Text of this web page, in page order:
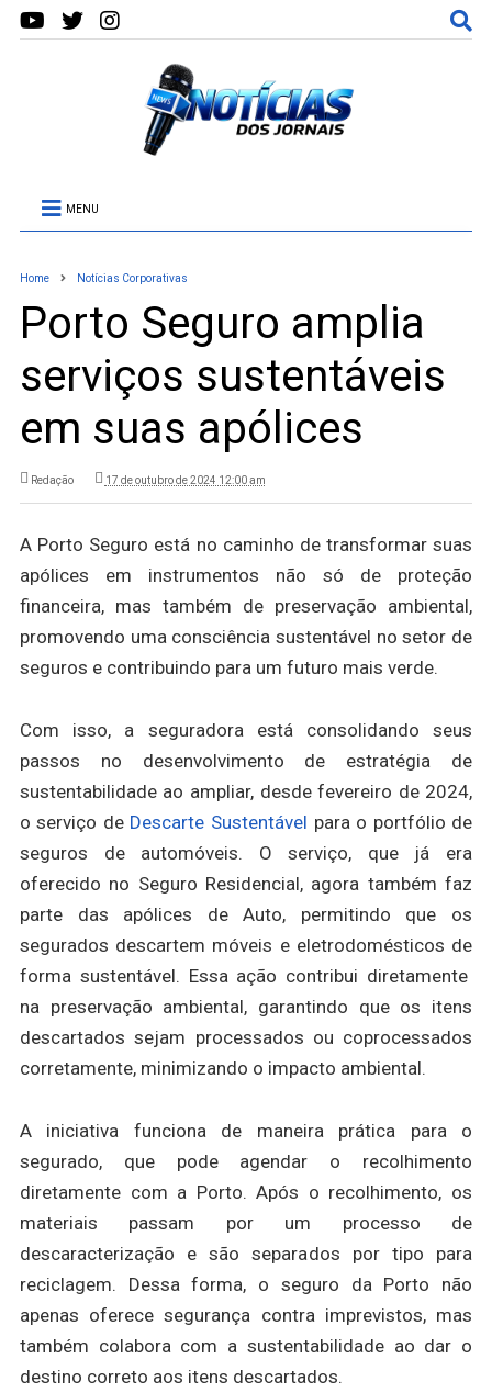
MENU
Home Notícias Corporativas
Porto Seguro amplia
serviços sustentáveis
em suas apólices
Redação 17 de outubro de 2024 12:00 am
A Porto Seguro está no caminho de transformar suas
apólices em instrumentos não só de proteção
financeira, mas também de preservação ambiental,
promovendo uma consciência sustentável no setor de
seguros e contribuindo para um futuro mais verde.
Com isso, a seguradora está consolidando seus
passos no desenvolvimento de estratégia de
sustentabilidade ao ampliar, desde fevereiro de 2024,
o serviço de Descarte Sustentável para o portfólio de
seguros de automóveis. O serviço, que já era
oferecido no Seguro Residencial, agora também faz
parte das apólices de Auto, permitindo que os
segurados descartem móveis e eletrodomésticos de
forma sustentável. Essa ação contribui diretamente
na preservação ambiental, garantindo que os itens
descartados sejam processados ou coprocessados
corretamente, minimizando o impacto ambiental.
A iniciativa funciona de maneira prática para o
segurado, que pode agendar o recolhimento
diretamente com a Porto. Após o recolhimento, os
materiais passam por um processo de
descaracterização e são separados por tipo para
reciclagem. Dessa forma, o seguro da Porto não
apenas oferece segurança contra imprevistos, mas
também colabora com a sustentabilidade ao dar o
destino correto aos itens descartados.